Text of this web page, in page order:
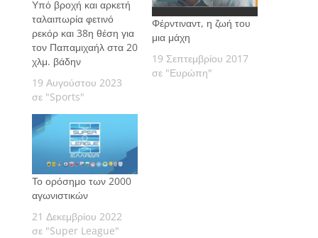
Υπό βροχή και αρκετή
ταλαιπωρία φετινό
ρεκόρ και 38η θέση για
τον Παπαμιχαήλ στα 20
χλμ. βάδην
19 Αυγούστου 2023
σε "Sports"
Φέρντιναντ, η ζωή του
μια μάχη
19 Σεπτεμβρίου 2017
σε "Ευρώπη"
Το ορόσημο των 2000
αγωνιστικών
21 Δεκεμβρίου 2022
σε "Super League"